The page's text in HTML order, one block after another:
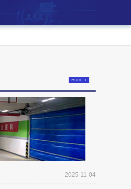
2025-11-04